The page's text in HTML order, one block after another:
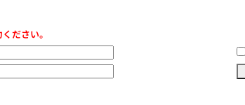
ださい。